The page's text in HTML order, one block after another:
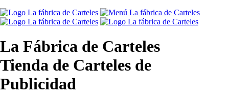
La Fábrica de Carteles
Tienda de Carteles de
Publicidad